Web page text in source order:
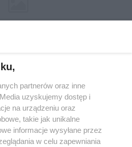
nie może być powielany i
w jakikolwiek sposób (w
na jakimkolwiek polu
włącznie z umieszczaniem w
praw. Jakiekolwiek użycie lub
lub w części z naruszeniem prawa,
pod groźbą kary i może być
partnerów oraz inne
uzyskujemy dostęp i
na urządzeniu oraz
takie jak unikalne
informacje wysyłane przez
w celu zapewniania